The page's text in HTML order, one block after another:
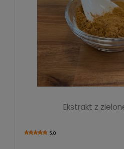
Ekstrakt z
5.0